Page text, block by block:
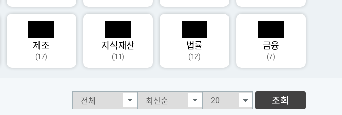
제조
(17)
지식재산
(11)
법률
(12)
금융
(7)
조회